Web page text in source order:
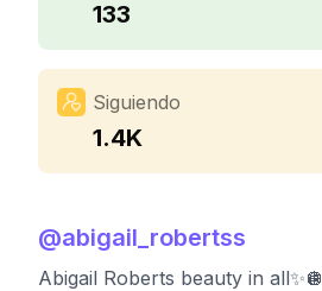
133
Siguiendo
1.4K
@abigail_robertss
Abigail Roberts beauty in all✨🪩